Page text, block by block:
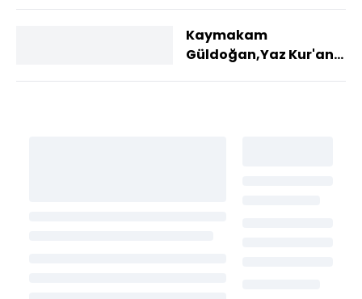
Kaymakam
Güldoğan,Yaz Kur'an